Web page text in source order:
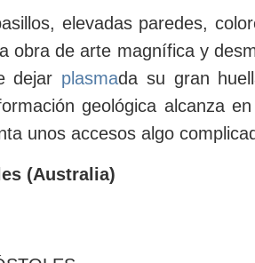
elevadas paredes,
obra de arte magnífica y
dejar plasmada su gran
geológica alcanza
unos accesos algo
(Australia)